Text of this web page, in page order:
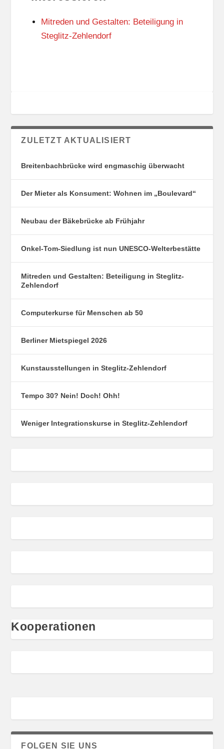
N
S
O
N
Mitreden und Gestalten: Beteiligung in
Steglitz-Zehlendorf
ZULETZT AKTUALISIERT
Breitenbachbrücke wird engmaschig überwacht
Der Mieter als Konsument: Wohnen im „Boulevard“
Neubau der Bäkebrücke ab Frühjahr
Onkel-Tom-Siedlung ist nun UNESCO-Welterbestätte
Mitreden und Gestalten: Beteiligung in Steglitz-
Zehlendorf
Computerkurse für Menschen ab 50
Berliner Mietspiegel 2026
Kunstausstellungen in Steglitz-Zehlendorf
Tempo 30? Nein! Doch! Ohh!
Weniger Integrationskurse in Steglitz-Zehlendorf
Kooperationen
FOLGEN SIE UNS